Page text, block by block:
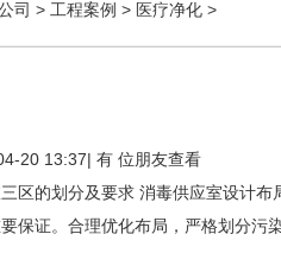
司 > 工程案例 > 医疗净化 >
20 13:37| 有 位朋友查看
区的划分及要求 消毒供应室设计
保证。合理优化布局，严格划分